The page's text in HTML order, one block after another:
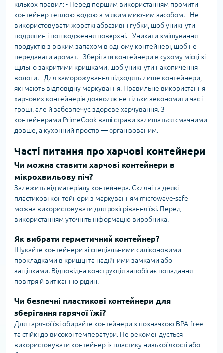
кількох правил: - Перед першим використанням промити
контейнер теплою водою з м’яким миючим засобом. - Не
використовувати жорсткі абразивні губки, щоб уникнути
подряпин і пошкодження поверхні. - Уникати змішування
продуктів з різким запахом в одному контейнері, щоб не
передавати аромат. - Зберігати контейнери в сухому місці зі
щільно закритими кришками, щоб уникнути накопичення
вологи. - Для заморожування підходять лише контейнери,
які мають відповідну маркування. Правильне використання
харчових контейнерів дозволяє не тільки зекономити час і
гроші, але й забезпечує здорове харчування. З
контейнерами PrimeCook ваші страви залишаться смачними
довше, а кухонний простір — організованим.
Часті питання про харчові контейнери
Чи можна ставити харчові контейнери в
мікрохвильову піч?
Залежить від матеріалу контейнера. Скляні та деякі
пластикові контейнери з маркуванням microwave-safe
можна використовувати для розігрівання їжі. Перед
використанням уточніть інформацію виробника.
Як вибрати герметичний контейнер?
Шукайте контейнери зі спеціальними силіконовими
прокладками в кришці та надійними замками або
защіпками. Відповідна конструкція запобігає попадання
повітря й витіканню рідин.
Чи безпечні пластикові контейнери для
зберігання гарячої їжі?
Для гарячої їжі обирайте контейнери з позначкою BPA-free
та стійкі до високої температури. Не рекомендується
використовувати контейнер із пластику низької якості або